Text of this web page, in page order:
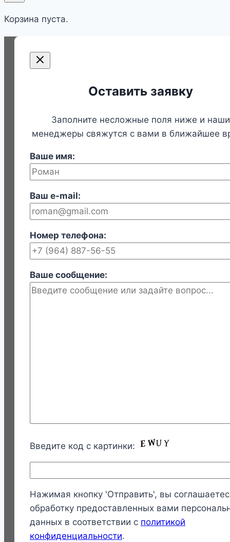
Корзина пуста.
Оставить заявку
Заполните несложные поля ниже и наши
менеджеры свяжутся с вами в ближайшее
Ваше имя:
Ваш e-mail:
Номер телефона:
Ваше сообщение:
Введите код с картинки:
Нажимая кнопку 'Отправить', вы
обработку предоставленных вами
данных в соответствии с политикой
конфиденциальности.